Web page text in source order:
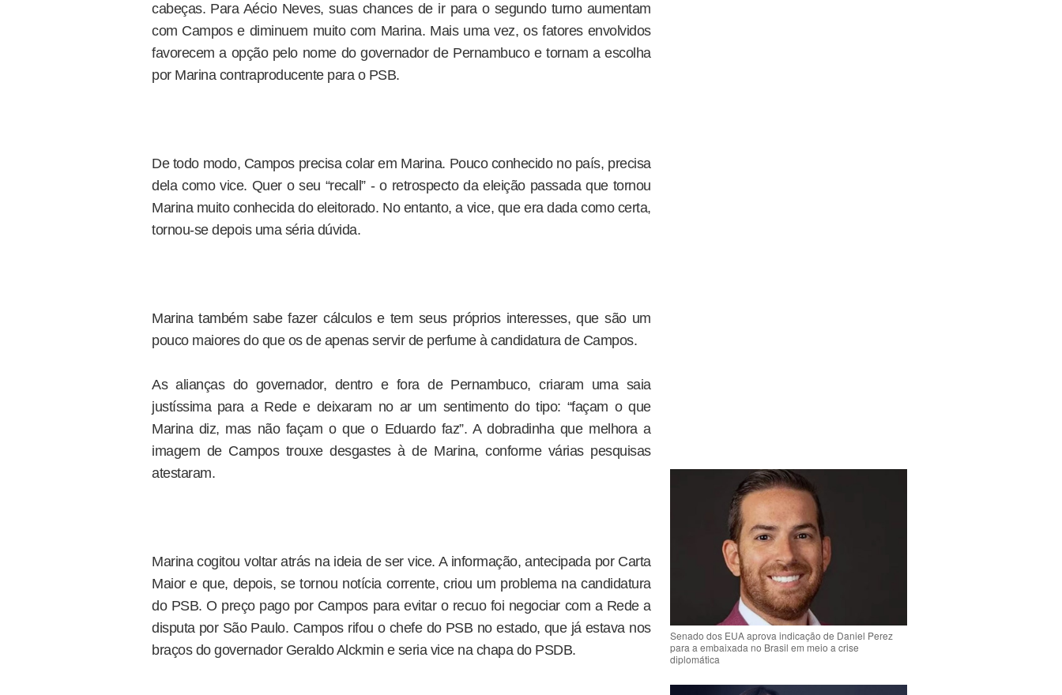
cabeças. Para Aécio Neves, suas chances de ir para o segundo turno aumentam
com Campos e diminuem muito com Marina. Mais uma vez, os fatores envolvidos
favorecem a opção pelo nome do governador de Pernambuco e tornam a escolha
por Marina contraproducente para o PSB.
De todo modo, Campos precisa colar em Marina. Pouco conhecido no país, precisa
dela como vice. Quer o seu “recall” - o retrospecto da eleição passada que tornou
Marina muito conhecida do eleitorado. No entanto, a vice, que era dada como certa,
tornou-se depois uma séria dúvida.
Marina também sabe fazer cálculos e tem seus próprios interesses, que são um
pouco maiores do que os de apenas servir de perfume à candidatura de Campos.
As alianças do governador, dentro e fora de Pernambuco, criaram uma saia
justíssima para a Rede e deixaram no ar um sentimento do tipo: “façam o que
Marina diz, mas não façam o que o Eduardo faz”. A dobradinha que melhora a
imagem de Campos trouxe desgastes à de Marina, conforme várias pesquisas
atestaram.
Marina cogitou voltar atrás na ideia de ser vice. A informação, antecipada por Carta
Maior e que, depois, se tornou notícia corrente, criou um problema na candidatura
do PSB. O preço pago por Campos para evitar o recuo foi negociar com a Rede a
disputa por São Paulo. Campos rifou o chefe do PSB no estado, que já estava nos
braços do governador Geraldo Alckmin e seria vice na chapa do PSDB.
Senado dos EUA aprova indicação de Daniel Perez
para a embaixada no Brasil em meio a crise
diplomática